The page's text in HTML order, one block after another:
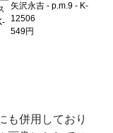
矢沢永吉 - p.m.9 - K-
12506
549円
も併用しており